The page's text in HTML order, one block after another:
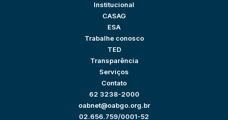
Institucional
CASAG
ESA
Trabalhe conosco
TED
Transparência
Serviços
Contato
62 3238-2000
oabnet@oabgo.org.br
02.656.759/0001-52